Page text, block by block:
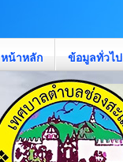
หน้าหลัก ข้อมูลทั่วไป